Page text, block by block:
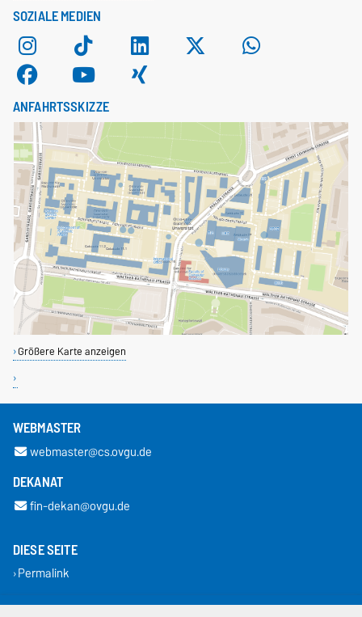
SOZIALE MEDIEN
ANFAHRTSSKIZZE
Größere Karte anzeigen
WEBMASTER
webmaster@cs.ovgu.de
DEKANAT
fin-dekan@ovgu.de
DIESE SEITE
Permalink